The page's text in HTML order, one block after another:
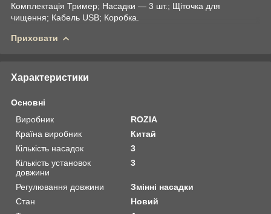
Комплектація Тример; Насадки — 3 шт.; Щіточка для
чищення; Кабель USB; Коробка.
Приховати
Характеристики
Основні
Виробник
ROZIA
Країна виробник
Китай
Кількість насадок
3
Кількість установок
довжини
3
Регулювання довжини
Змінні насадки
Стан
Новий